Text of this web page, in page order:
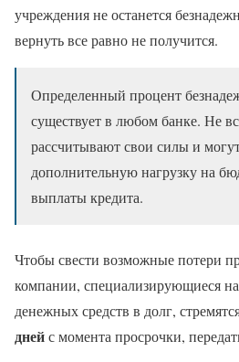
учреждения не останется
вернуть все равно не получится.
Определенный процент
существует в любом банке. Не
рассчитывают свои силы и
дополнительную нагрузку на
выплаты кредита.
Чтобы свести возможные потери
компании, специализирующиеся
денежных средств в долг,
днейс момента просрочки,